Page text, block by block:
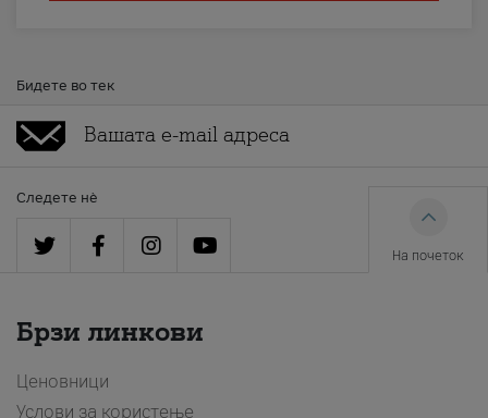
Бидете во тек
Следете нè
На почеток
Брзи линкови
Ценовници
Услови за користење